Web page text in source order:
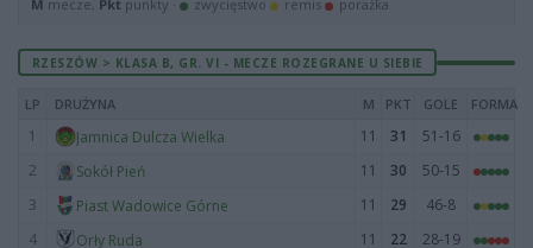
M mecze, Pkt punkty · zwycięstwo remis porażka
RZESZÓW > KLASA B, GR. VI - MECZE ROZEGRANE U SIEBIE
LP DRUŻYNA M PKT GOLE FORMA
1 Jamnica Dulcza Wielka 11 31
51-16
2
Sokół Pień 11 30
50-15
3
Piast Wadowice Górne 11 29
46-8
4
Orły Ruda 11 22
28-19